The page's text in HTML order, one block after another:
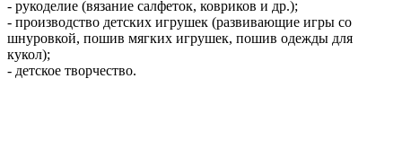
- рукоделие (вязание салфеток, ковриков и др.);
- производство детских игрушек (развивающие игры со
шнуровкой, пошив мягких игрушек, пошив одежды для
кукол);
- детское творчество.